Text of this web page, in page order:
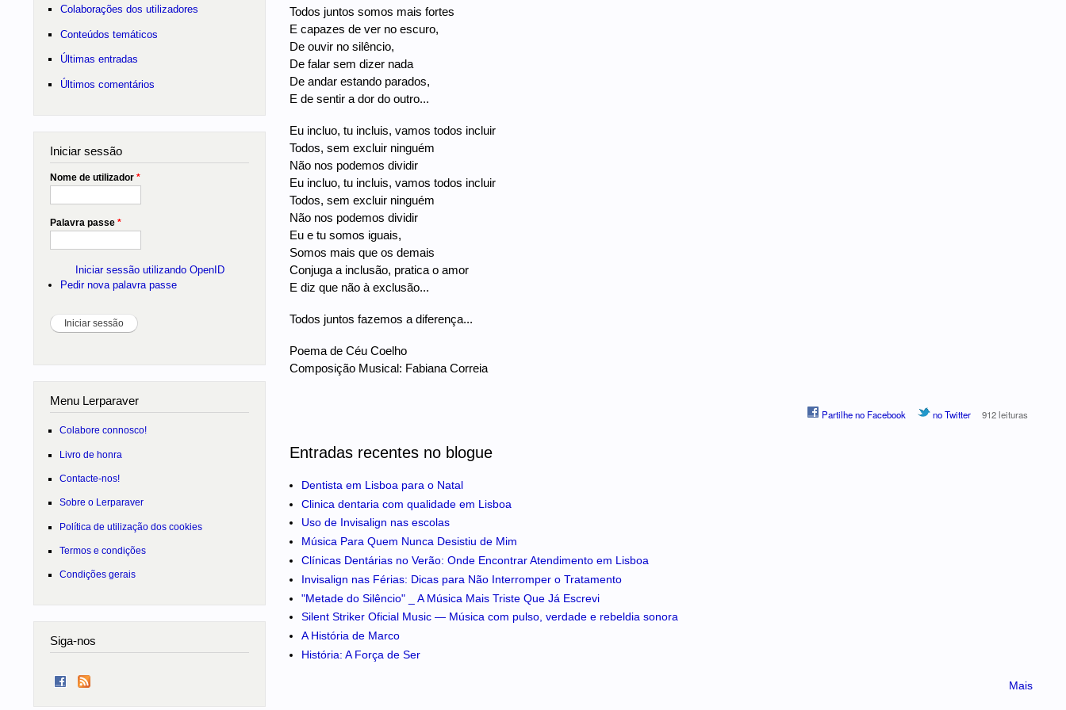
Todos juntos somos mais fortes
E capazes de ver no escuro,
De ouvir no silêncio,
De falar sem dizer nada
De andar estando parados,
E de sentir a dor do outro...
Eu incluo, tu incluis, vamos todos incluir
Todos, sem excluir ninguém
Não nos podemos dividir
Eu incluo, tu incluis, vamos todos incluir
Todos, sem excluir ninguém
Não nos podemos dividir
Eu e tu somos iguais,
Somos mais que os demais
Conjuga a inclusão, pratica o amor
E diz que não à exclusão...
Todos juntos fazemos a diferença...
Poema de Céu Coelho
Composição Musical: Fabiana Correia
Partilhe no Facebook no Twitter 912 leituras
Entradas recentes no blogue
Dentista em Lisboa para o Natal
Clinica dentaria com qualidade em Lisboa
Uso de Invisalign nas escolas
Música Para Quem Nunca Desistiu de Mim
Clínicas Dentárias no Verão: Onde Encontrar Atendimento em Lisboa
Invisalign nas Férias: Dicas para Não Interromper o Tratamento
"Metade do Silêncio" _ A Música Mais Triste Que Já Escrevi
Silent Striker Oficial Music — Música com pulso, verdade e rebeldia sonora
A História de Marco
História: A Força de Ser
Mais
Colaborações dos utilizadores
Conteúdos temáticos
Últimas entradas
Últimos comentários
Iniciar sessão
Nome de utilizador *
Palavra passe *
Iniciar sessão utilizando OpenID
Pedir nova palavra passe
Menu Lerparaver
Colabore connosco!
Livro de honra
Contacte-nos!
Sobre o Lerparaver
Política de utilização dos cookies
Termos e condições
Condições gerais
Siga-nos